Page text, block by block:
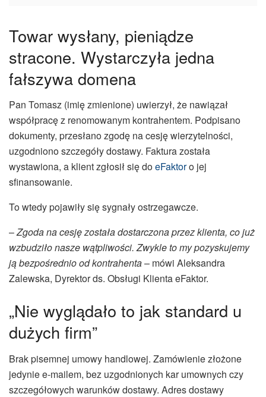
Towar wysłany, pieniądze
stracone. Wystarczyła jedna
fałszywa domena
Pan Tomasz (imię zmienione) uwierzył, że nawiązał
współpracę z renomowanym kontrahentem. Podpisano
dokumenty, przesłano zgodę na cesję wierzytelności,
uzgodniono szczegóły dostawy. Faktura została
wystawiona, a klient zgłosił się doeFaktoro jej
sfinansowanie.
To wtedy pojawiły się sygnały ostrzegawcze.
–Zgoda na cesję została dostarczona przez klienta, co już
wzbudziło nasze wątpliwości. Zwykle to my pozyskujemy
ją bezpośrednio od kontrahenta– mówi Aleksandra
Zalewska, Dyrektor ds. Obsługi Klienta eFaktor.
„Nie wyglądało to jak standard u
dużych firm”
Brak pisemnej umowy handlowej. Zamówienie złożone
jedynie e-mailem, bez uzgodnionych kar umownych czy
szczegółowych warunków dostawy. Adres dostawy